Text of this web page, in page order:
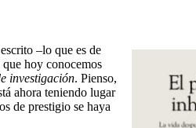
–lo que es de
que hoy conocemos
investigación. Pienso,
ahora teniendo lugar
de prestigio se haya